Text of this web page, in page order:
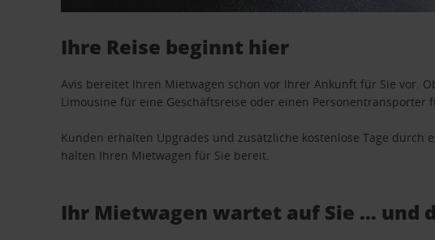
Ihre Reise beginnt hier
Avis bereitet Ihren Mietwagen schon vor Ihrer Ankunft für Sie vor.
Limousine für eine Geschäftsreise oder einen
Kunden erhalten Upgrades und zusätzliche kostenlose Tage
halten Ihren Mietwagen für Sie bereit.
Ihr Mietwagen wartet auf Sie … und